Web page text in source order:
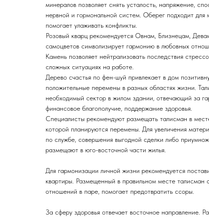
минералов позволяет снять усталость, напряжение,
нервной и гормональной систем. Оберег подходит для
помогает улаживать конфликты.
Розовый кварц рекомендуется Овнам, Близнецам,
самоцветов символизирует гармонию в любовных
Камень позволяет нейтрализовать последствия
сложных ситуациях на работе.
Дерево счастья по фен-шуй привлекает в дом
положительные перемены в разных областях жизни.
необходимый сектор в жилом здании, отвечающий за
финансовое благополучие, поддержание здоровья.
Специалисты рекомендуют размещать талисман в
которой планируются перемены. Для увеличения
по службе, совершения выгодной сделки либо
размещают в юго-восточной части жилья.
Для гармонизации личной жизни рекомендуется
квартиры. Размещенный в правильном месте талисман
отношений в паре, помогает предотвратить ссоры.
За сферу здоровья отвечает восточное направление.